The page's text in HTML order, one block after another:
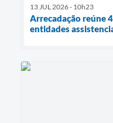
13 JUL 2026 - 10h23
Arrecadação reúne
entidades